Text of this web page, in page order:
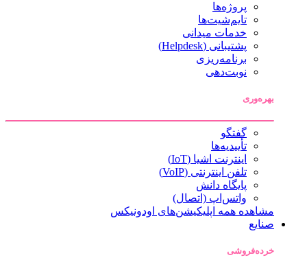
پروژه‌ها
تایم‌شیت‌ها
خدمات میدانی
پشتیبانی (Helpdesk)
برنامه‌ریزی
نوبت‌دهی
بهره‌وری
گفتگو
تأییدیه‌ها
اینترنت اشیا (IoT)
تلفن اینترنتی (VoIP)
پایگاه دانش
واتس‌اپ (اتصال)
مشاهده همه اپلیکیشن‌های اودونیکس
صنایع
خرده‌فروشی